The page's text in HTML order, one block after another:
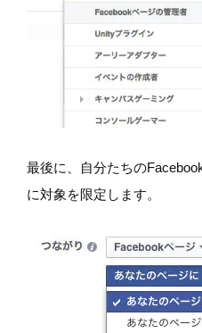
最後に、自分たちの
に対象を限定します。